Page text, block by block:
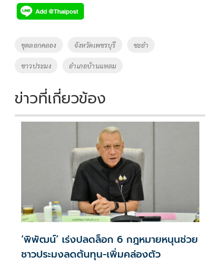
e
b
o
o
k
tt
er
p
y
Li
n
k
Tags
ขุดลอกคลอง จังหวัดเพชรบุรี ชะอำ
ชาวประมง อำเภอบ้านแหลม
ข่าวที่เกี่ยวข้อง
‘พิพัฒน์’ เร่งปลดล็อก 6 กฎหมายหนุนช่วย
ชาวประมงลดต้นทุน-เพิ่มคล่องตัว